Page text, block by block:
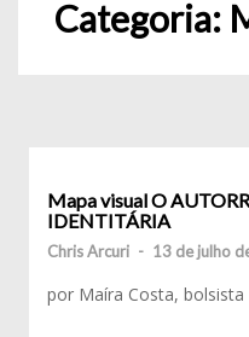
Categoria:
Mapa visual O
IDENTITÁRIA
Chris Arcuri - 13 de julho
por Maíra Costa,